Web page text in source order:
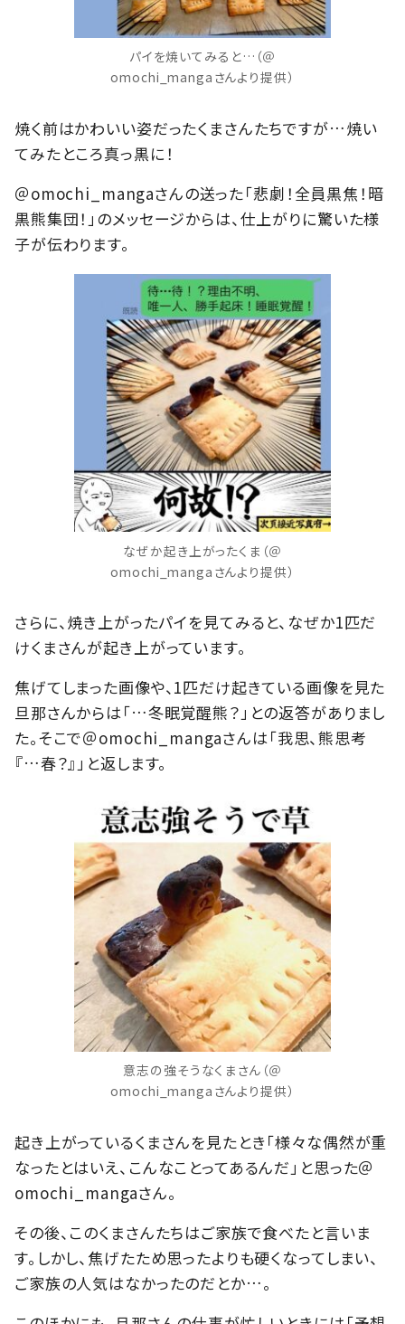
パイを焼いてみると…（＠
omochi_mangaさんより提供）
焼く前はかわいい姿だったくまさんたちですが…焼い
てみたところ真っ黒に！
＠omochi_mangaさんの送った「悲劇！全員黒焦！暗
黒熊集団！」のメッセージからは、仕上がりに驚いた様
子が伝わります。
なぜか起き上がったくま（＠
omochi_mangaさんより提供）
さらに、焼き上がったパイを見てみると、なぜか1匹だ
けくまさんが起き上がっています。
焦げてしまった画像や、1匹だけ起きている画像を見た
旦那さんからは「…冬眠覚醒熊？」との返答がありまし
た。そこで＠omochi_mangaさんは「我思、熊思考
『…春？』」と返します。
意志の強そうなくまさん（＠
omochi_mangaさんより提供）
起き上がっているくまさんを見たとき「様々な偶然が重
なったとはいえ、こんなことってあるんだ」と思った＠
omochi_mangaさん。
その後、このくまさんたちはご家族で食べたと言いま
す。しかし、焦げたため思ったよりも硬くなってしまい、
ご家族の人気はなかったのだとか…。